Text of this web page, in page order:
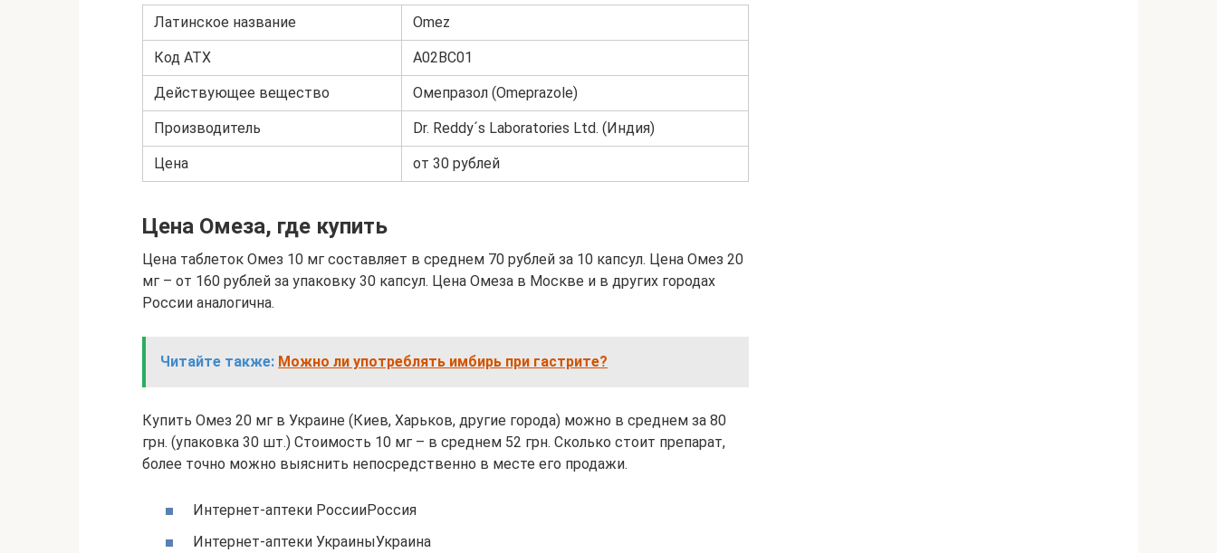
Латинское название Omez
Код АТХ A02BC01
Действующее вещество Омепразол (Omeprazole)
Производитель Dr. Reddy´s Laboratories Ltd. (Индия)
Цена от 30 рублей
Цена Омеза, где купить
Цена таблеток Омез 10 мг составляет в среднем 70 рублей за 10 капсул. Цена Омез 20
мг – от 160 рублей за упаковку 30 капсул. Цена Омеза в Москве и в других городах
России аналогична.
Читайте также: Можно ли употреблять имбирь при гастрите?
Купить Омез 20 мг в Украине (Киев, Харьков, другие города) можно в среднем за 80
грн. (упаковка 30 шт.) Стоимость 10 мг – в среднем 52 грн. Сколько стоит препарат,
более точно можно выяснить непосредственно в месте его продажи.
Интернет-аптеки РоссииРоссия
Интернет-аптеки УкраиныУкраина